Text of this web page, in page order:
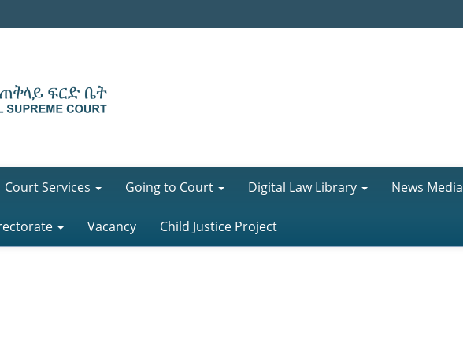
Court Services Going to Court Digital Law Library News Media
Vacancy Child Justice Project